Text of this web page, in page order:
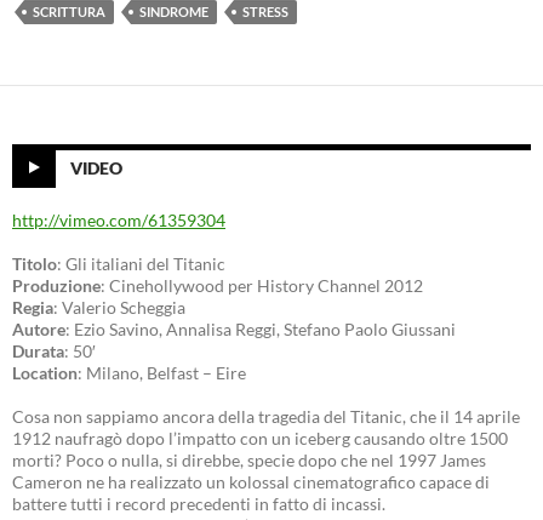
SCRITTURA
SINDROME STRESS
VIDEO
http://vimeo.com/61359304
Titolo: Gli italiani del Titanic
Produzione: Cinehollywood per History Channel 2012
Regia: Valerio Scheggia
Autore: Ezio Savino, Annalisa Reggi, Stefano Paolo Giussani
Durata: 50′
Location: Milano, Belfast – Eire
Cosa non sappiamo ancora della tragedia del Titanic, che il 14 aprile
1912 naufragò dopo l’impatto con un iceberg causando oltre 1500
morti? Poco o nulla, si direbbe, specie dopo che nel 1997 James
Cameron ne ha realizzato un kolossal cinematografico capace di
battere tutti i record precedenti in fatto di incassi.